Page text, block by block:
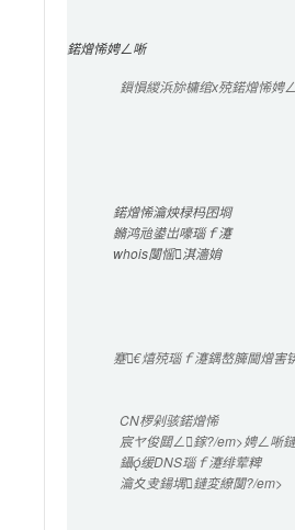
鍩熷悕娉ㄥ唽
鎻愪緵浜旀槦绾х殑鍩熷悕娉
鍩熷悕瀹炴椂杩囨埛
鏅鸿兘鍙岀嚎瑙ｆ瀽
whois闅愮淇濇姢
蹇€熺殑瑙ｆ瀽鍝嶅簲閫熷害
CN椤剁骇鍩熷悕
宸ヤ俊閮ㄥ鎵?/em>娉ㄥ唽
鑷缓DNS瑙ｆ瀽绯荤粺
瀹夊叏鍚堣鏈変繚闅?/em>